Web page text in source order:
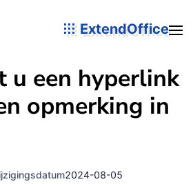
ExtendOffice
u een hyperlink
opmerking in
2024-08-05